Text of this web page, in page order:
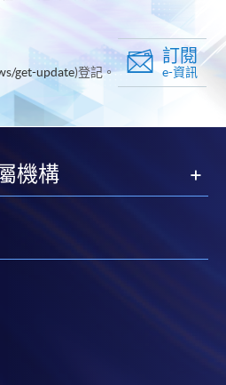
get-update)登記。
訂閱
e-資訊
機構